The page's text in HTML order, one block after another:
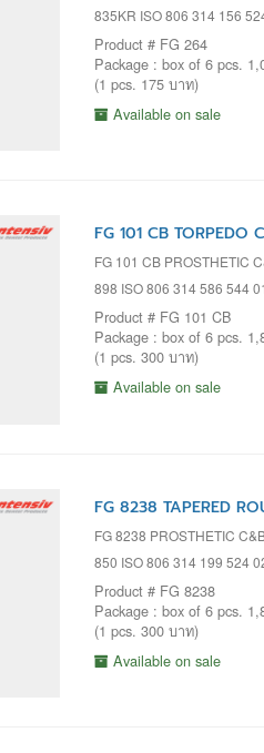
835KR ISO 806 314 156
Product # FG 264
Package : box of 6 pcs.
(1 pcs. 175 บาท)
Available on sale
FG 101 CB TORPEDO
FG 101 CB PROSTHETIC
898 ISO 806 314 586 544
Product # FG 101 CB
Package : box of 6 pcs.
(1 pcs. 300 บาท)
Available on sale
FG 8238 TAPERED
FG 8238 PROSTHETIC
850 ISO 806 314 199 524
Product # FG 8238
Package : box of 6 pcs.
(1 pcs. 300 บาท)
Available on sale